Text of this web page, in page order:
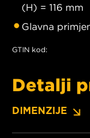
(H) = 116 mm
Glavna
GTIN kod:
Detalji
DIMENZIJE